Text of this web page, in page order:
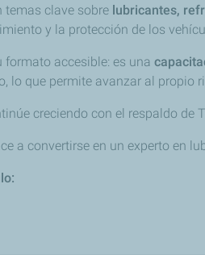
temas clave sobre lubricantes,
y la protección de los
formato accesible: es una
lo que permite avanzar al propio
creciendo con el respaldo de
a convertirse en un experto en